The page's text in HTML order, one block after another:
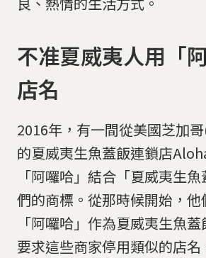
不准夏威夷人用「
店名
2016年，有一間從美國芝加
的夏威夷生魚蓋飯連鎖店
「阿囉哈」結合「夏威夷生
們的商標。從那時候開始，
「阿囉哈」作為夏威夷生魚
要求這些商家停用類似的店名